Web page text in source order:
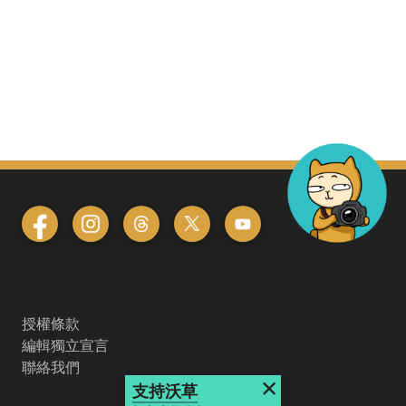
授權條款
編輯獨立宣言
聯絡我們
支持沃草 ×